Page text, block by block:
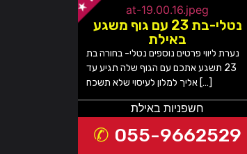
נטלי-בת 23 עם גוף משגע
באילת
נערת ליווי פרטים נוספים נטלי- בחורה בת
23 תשגע אתכם עם הגוף שלה תגיע עד
אליך למלון לעיסוי שלא תשכח […]
חשפניות באילת
055-9662529